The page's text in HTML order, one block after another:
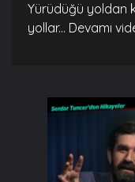
Yürüdüğü yoldan
yollar... Devamı